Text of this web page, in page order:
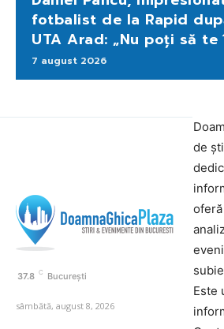
fotbalist de la Rapid
UTA Arad: „Nu poți să te
7 august 2026
37.8 C București
sâmbătă, august 8, 2026
de
Este